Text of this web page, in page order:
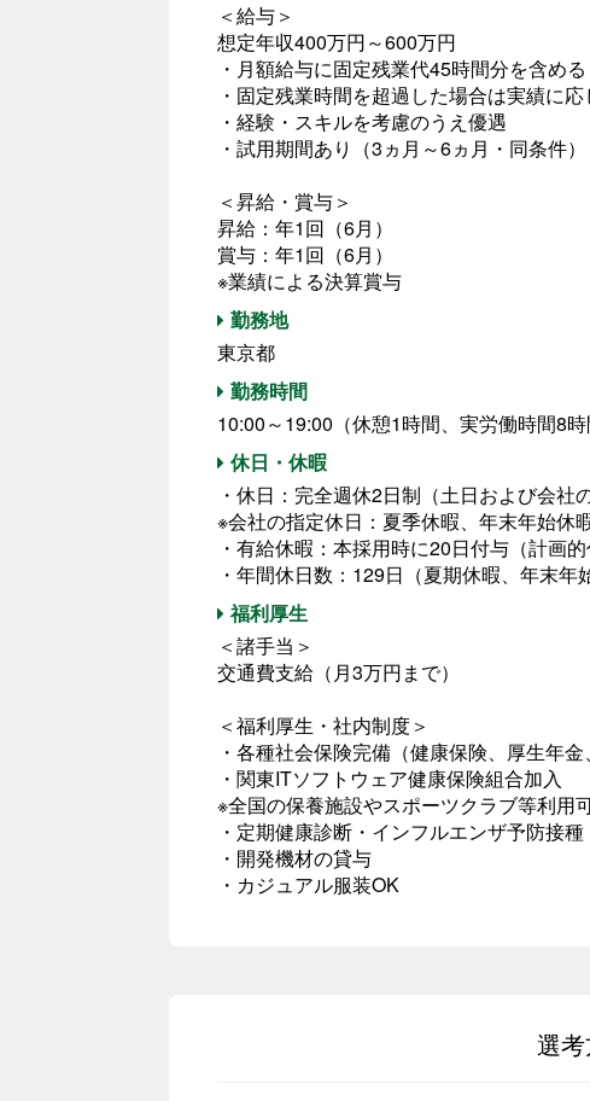
＜給与＞
想定年収400万円～600万円
・月額給与に固定残業代45時間分を含める
・固定残業時間を超過した場合は実績に
・経験・スキルを考慮のうえ優遇
・試用期間あり（3ヵ月～6ヵ月・同条件）
＜昇給・賞与＞
昇給：年1回（6月）
賞与：年1回（6月）
※業績による決算賞与
勤務地
東京都
勤務時間
10:00～19:00（休憩1時間、実労働時間8時
休日・休暇
・休日：完全週休2日制（土日および会社
※会社の指定休日：夏季休暇、年末年始休
・有給休暇：本採用時に20日付与（計画的
・年間休日数：129日（夏期休暇、年末年
福利厚生
＜諸手当＞
交通費支給（月3万円まで）
＜福利厚生・社内制度＞
・各種社会保険完備（健康保険、厚生年金
・関東ITソフトウェア健康保険組合加入
※全国の保養施設やスポーツクラブ等利用
・定期健康診断・インフルエンザ予防接種
・開発機材の貸与
・カジュアル服装OK
選